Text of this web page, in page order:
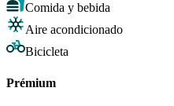
Comida y bebida
Aire acondicionado
Bicicleta
Prémium